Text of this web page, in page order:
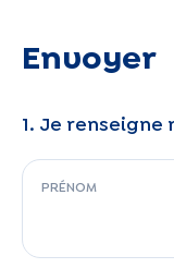
Envoyer
1. Je
PRÉNOM